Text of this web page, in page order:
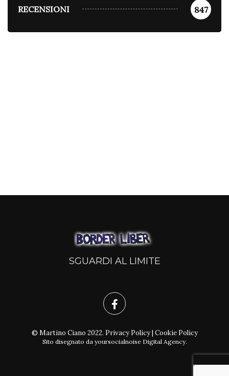
RECENSIONI 847
SGUARDI AL LIMITE
© Martino Ciano 2022. Privacy Policy| Cookie Policy
Sito disegnato da yoursocialnoise Digital Agency.